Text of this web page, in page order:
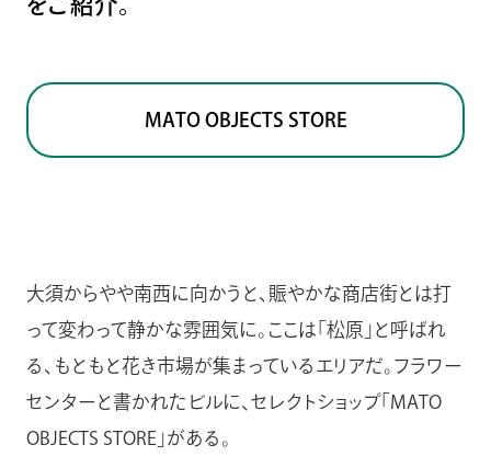
MATO OBJECTS STORE
大須からやや南西に向かうと、賑やかな商店街とは打
って変わって静かな雰囲気に。ここは「松原」と呼ばれ
る、もともと花き市場が集まっているエリアだ。フラワー
センターと書かれたビルに、セレクトショップ「MATO
OBJECTS STORE」がある。